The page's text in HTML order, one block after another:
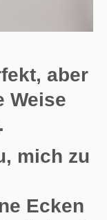
aber
Weise
mich zu
Ecken